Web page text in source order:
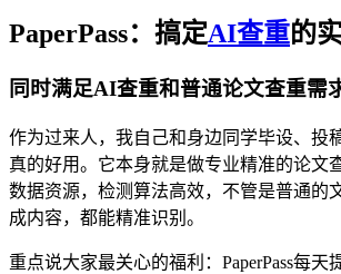
PaperPass：搞定AI查重的
同时满足AI查重和普通论文查重需
作为过来人，我自己和身边同学毕设、投稿
真的好用。它本身就是做专业精准的论文
数据资源，检测算法高效，不管是普通的
成内容，都能精准识别。
重点说大家最关心的福利：PaperPass每天